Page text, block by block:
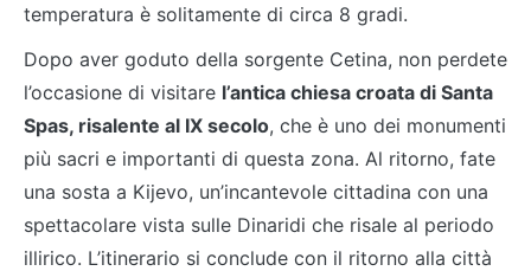
temperatura è solitamente di circa 8 gradi.
Dopo aver goduto della sorgente Cetina, non perdete
l’occasione di visitare l’antica chiesa croata di Santa
Spas, risalente al IX secolo, che è uno dei monumenti
più sacri e importanti di questa zona. Al ritorno, fate
una sosta a Kijevo, un’incantevole cittadina con una
spettacolare vista sulle Dinaridi che risale al periodo
illirico. L’itinerario si conclude con il ritorno alla città